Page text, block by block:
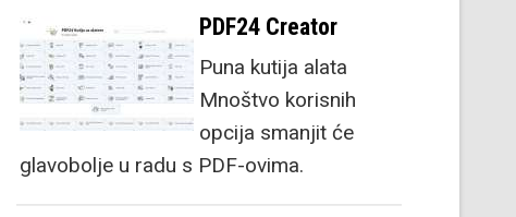
PDF24 Creator
Puna kutija alata
Mnoštvo korisnih
opcija smanjit će
glavobolje u radu s PDF-ovima.